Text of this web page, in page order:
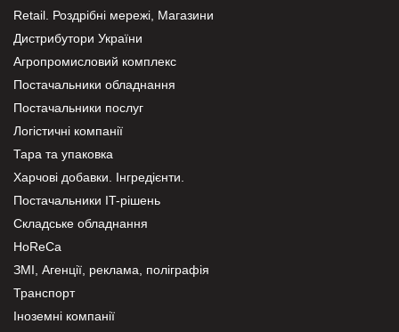
Retail. Роздрібні мережі, Магазини
Дистрибутори України
Агропромисловий комплекс
Постачальники обладнання
Постачальники послуг
Логістичні компанії
Тара та упаковка
Харчові добавки. Інгредієнти.
Постачальники IT-рішень
Складське обладнання
HoReCa
ЗМІ, Агенції, реклама, поліграфія
Транспорт
Іноземні компанії